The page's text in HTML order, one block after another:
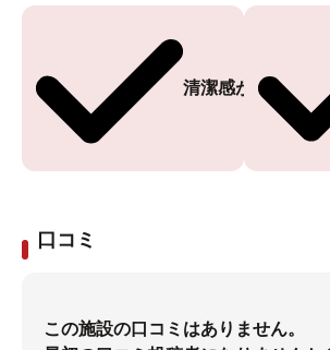
清潔感がある
口コミ
この施設の口コミはありません。